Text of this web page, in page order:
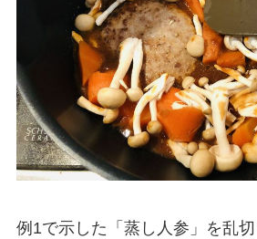
例1で示した「蒸し人参」を乱